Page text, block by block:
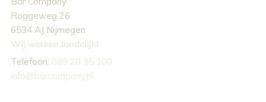
Roggeweg 26
6534 AJ Nijmegen
Wij werken landelijk!
Telefoon: 088 20 35 100
info@barcompany.nl